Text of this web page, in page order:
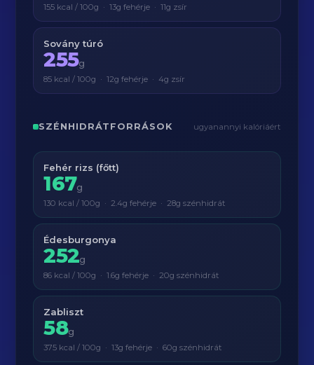
155 kcal / 100g · 13g fehérje · 11g zsír
Sovány túró
255g
85 kcal / 100g · 12g fehérje · 4g zsír
SZÉNHIDRÁTFORRÁSOK ugyanannyi kalóriáért
Fehér rizs (főtt)
167g
130 kcal / 100g · 2.4g fehérje · 28g szénhidrát
Édesburgonya
252g
86 kcal / 100g · 1.6g fehérje · 20g szénhidrát
Zabliszt
58g
375 kcal / 100g · 13g fehérje · 60g szénhidrát